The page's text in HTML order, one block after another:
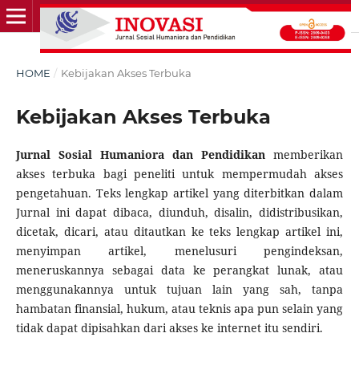
HOME / Kebijakan Akses Terbuka
Kebijakan Akses Terbuka
Jurnal Sosial Humaniora dan Pendidikan memberikan
akses terbuka bagi peneliti untuk mempermudah akses
pengetahuan. Teks lengkap artikel yang diterbitkan dalam
Jurnal ini dapat dibaca, diunduh, disalin, didistribusikan,
dicetak, dicari, atau ditautkan ke teks lengkap artikel ini,
menyimpan artikel, menelusuri pengindeksan,
meneruskannya sebagai data ke perangkat lunak, atau
menggunakannya untuk tujuan lain yang sah, tanpa
hambatan finansial, hukum, atau teknis apa pun selain yang
tidak dapat dipisahkan dari akses ke internet itu sendiri.